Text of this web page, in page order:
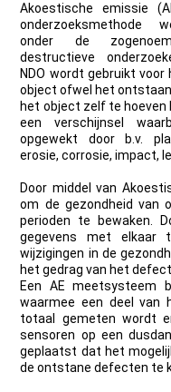
Akoestische emissie
onderzoeksmethode
onder de
destructieve
NDO wordt gebruikt
object ofwel het
het object zelf te hoeven
een verschijnsel
opgewekt door b.v.
erosie, corrosie, impact,
Door middel van
om de gezondheid van
perioden te bewaken.
gegevens met elkaar
wijzigingen in de
het gedrag van het
Een AE meetsysteem
waarmee een deel
totaal gemeten wordt
sensoren op een
geplaatst dat het
de ontstane defecten te